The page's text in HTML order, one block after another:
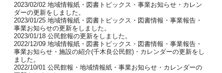
2023/02/02 地域情報紙・図書トピックス・事業お知らせ・カレン
ダーの更新をしました。
2023/01/25 地域情報紙・図書トピックス・図書情報・事業報告・
事業お知らせの更新をしました。
2023/01/18 公民館報の更新をしました。
2022/12/09 地域情報紙・図書トピックス・図書情報・事業報告・
事業お知らせ・施設の紹介(千木良公民館)・カレンダーの更新をし
ました。
2022/10/01 公民館報・地域情報紙・事業お知らせ・カレンダーの